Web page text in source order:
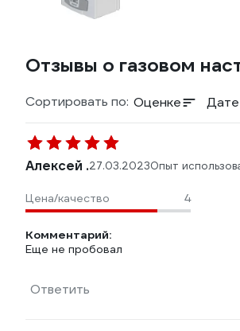
Отзывы о газовом
Сортировать по: Оценке Дате
Алексей .27.03.2023Опыт
Цена/качество 4
Комментарий:
Еще не пробовал
Ответить